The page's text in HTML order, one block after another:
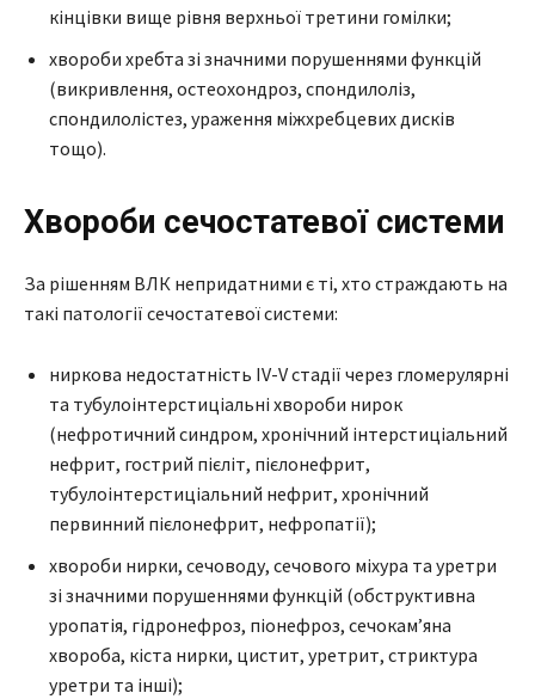
кінцівки вище рівня верхньої третини гомілки;
хвороби хребта зі значними порушеннями функцій
(викривлення, остеохондроз, спондилоліз,
спондилолістез, ураження міжхребцевих дисків
тощо).
Хвороби сечостатевої системи
За рішенням ВЛК непридатними є ті, хто страждають на
такі патології сечостатевої системи:
ниркова недостатність IV-V стадії через гломерулярні
та тубулоінтерстиціальні хвороби нирок
(нефротичний синдром, хронічний інтерстиціальний
нефрит, гострий пієліт, пієлонефрит,
тубулоінтерстиціальний нефрит, хронічний
первинний пієлонефрит, нефропатії);
хвороби нирки, сечоводу, сечового міхура та уретри
зі значними порушеннями функцій (обструктивна
уропатія, гідронефроз, піонефроз, сечокам’яна
хвороба, кіста нирки, цистит, уретрит, стриктура
уретри та інші);